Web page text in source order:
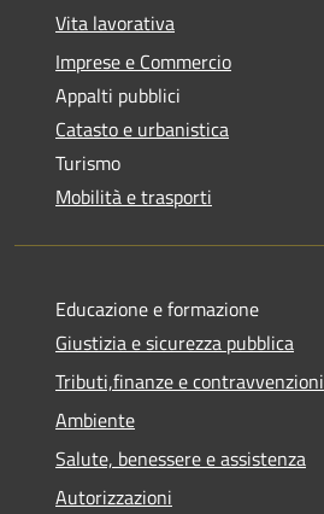
Vita lavorativa
Imprese e Commercio
Appalti pubblici
Catasto e urbanistica
Turismo
Mobilità e trasporti
Educazione e formazione
Giustizia e sicurezza pubblica
Tributi,finanze e contravvenzioni
Ambiente
Salute, benessere e assistenza
Autorizzazioni